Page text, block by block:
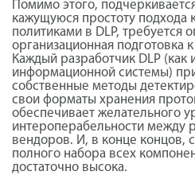
Помимо этого,
кажущуюся простоту
политиками в DLP, требуется
организационная подготовка
Каждый разработчик DLP
информационной системы)
собственные методы
свои форматы хранения
обеспечивает желательного
интероперабельности между
вендоров. И, в конце концов,
полного набора всех
достаточно высока.